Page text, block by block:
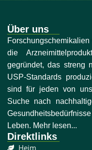
Über uns
die
gegründet, das streng
USP-Standards
sind für jeden von
Suche nach
Leben. Mehr lesen...
Direktlinks
Heim